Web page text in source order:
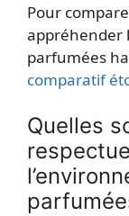
Pour
appréhender
parfumées
comparatif
Quelles